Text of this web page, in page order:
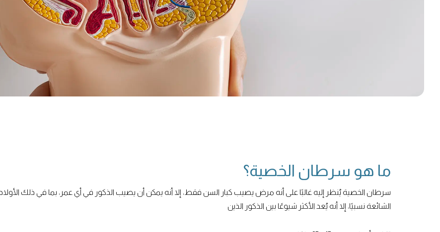
ما هو سرطان الخصية؟
سرطان الخصية يُنظر إليه غالبًا على أنه مرض يصيب كبار السن فقط، إلا أنه يمكن أن يصيب الذكور في أي عمر، بما في ذلك
الشائعة نسبيًا، إلا أنه يُعد الأكثر شيوعًا بين الذكور الذين